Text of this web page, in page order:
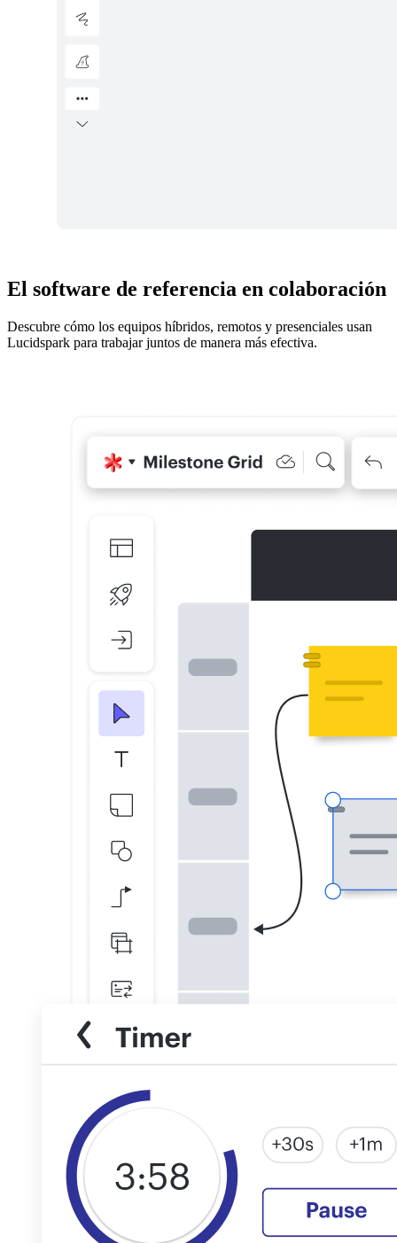
El software de referencia en colaboración
Descubre cómo los equipos híbridos, remotos y presenciales usan
Lucidspark para trabajar juntos de manera más efectiva.